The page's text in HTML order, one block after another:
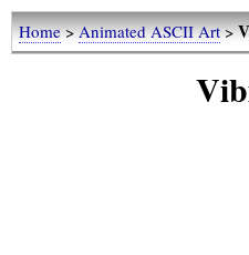
Home>Animated ASCII Art>